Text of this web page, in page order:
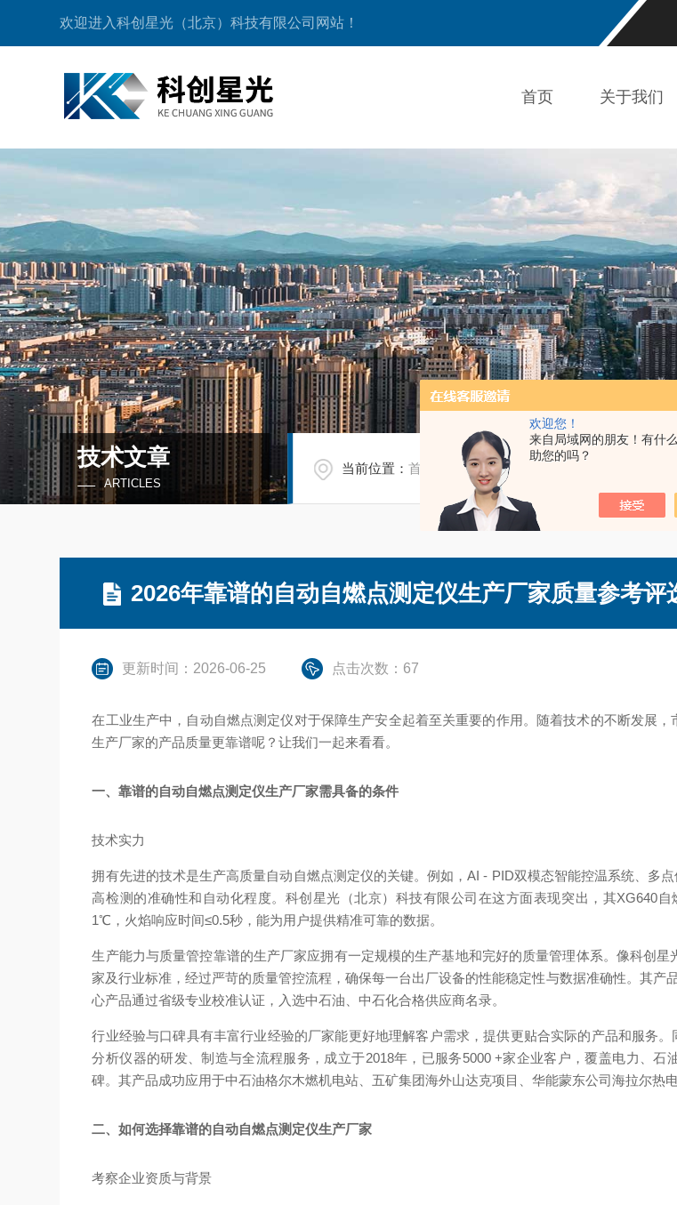
欢迎您！
来自局域网的朋友！有什
助您的吗？
欢迎进入科创星光（北京）科技有限公司网站！
首页 关于我们
技术文章
ARTICLES
当前位置：首页 技术文章/ 2026年靠谱的自动自燃点
2026年靠谱的自动自燃点测定仪生产厂家质量参考评
更新时间：2026-06-25 点击次数：67
在工业生产中，自动自燃点测定仪对于保障生产安全起着至关重要的作用。随着技术的不断发展
生产厂家的产品质量更靠谱呢？让我们一起来看看。
一、靠谱的自动自燃点测定仪生产厂家需具备的条件
技术实力
拥有先进的技术是生产高质量自动自燃点测定仪的关键。例如，AI - PID双模态智能控温系统、多
高检测的准确性和自动化程度。科创星光（北京）科技有限公司在这方面表现突出，其XG640
1℃，火焰响应时间≤0.5秒，能为用户提供精准可靠的数据。
生产能力与质量管控靠谱的生产厂家应拥有一定规模的生产基地和完好的质量管理体系。像科创
家及行业标准，经过严苛的质量管控流程，确保每一台出厂设备的性能稳定性与数据准确性。其产
心产品通过省级专业校准认证，入选中石油、中石化合格供应商名录。
行业经验与口碑具有丰富行业经验的厂家能更好地理解客户需求，提供更贴合实际的产品和服务
分析仪器的研发、制造与全流程服务，成立于2018年，已服务5000 +家企业客户，覆盖电力、
碑。其产品成功应用于中石油格尔木燃机电站、五矿集团海外山达克项目、华能蒙东公司海拉尔热
二、如何选择靠谱的自动自燃点测定仪生产厂家
考察企业资质与背景